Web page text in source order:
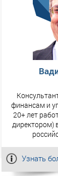
финансам и
20+ лет
директором)
Узнать